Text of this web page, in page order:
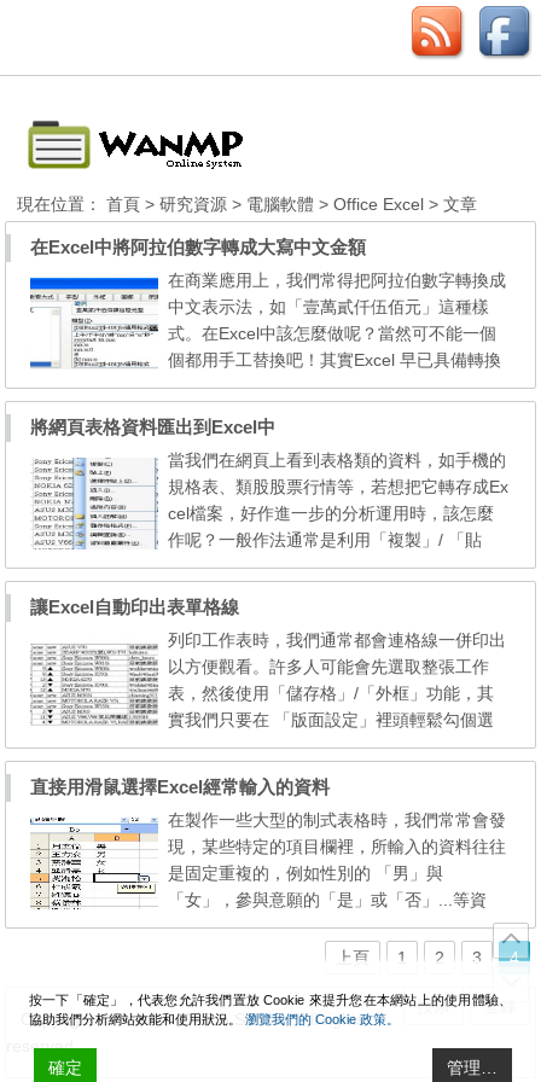
現在位置：首頁 >研究資源 > 電腦軟體 >Office Excel > 文章
在Excel中將阿拉伯數字轉成大寫中文金額
在商業應用上，我們常得把阿拉伯數字轉換成
中文表示法，如「壹萬貳仟伍佰元」這種樣
式。在Excel中該怎麼做呢？當然可不能一個
個都用手工替換吧！其實Excel 早已具備轉換
功能了，現在來看我們怎麼作。 STEP1：開
數，在另一個儲存格（這邊以Dl為例）輸入
「=A1」。 STEP2：點選D1儲存格，在儲存
格上按一下滑鼠右鍵，選取「儲存格格式」。
STEP3：在對話盒中切換到「數值...
將網頁表格資料匯出到Excel中
當我們在網頁上看到表格類的資料，如手機的
規格表、類股股票行情等，若想把它轉存成Ex
cel檔案，好作進一步的分析運用時，該怎麼
作呢？一般作法通常是利用「複製」/ 「貼
上」的方式來完成，但萬一該網頁內容比較複
等，事後的整理可是相當麻煩的！其實只要利
用「匯出至Excel」選項，就能將表格轉成
「純文字」形式，再調整一下欄位寬度就能立
即使用了。 STEP1：當你...
讓Excel自動印出表單格線
列印工作表時，我們通常都會連格線一併印出
以方便觀看。許多人可能會先選取整張工作
表，然後使用「儲存格」/「外框」功能，其
實我們只要在 「版面設定」裡頭輕鬆勾個選
項，Excel列印時就會自動為工作表加上格
1：開啟欲列印的工作表後，按一下「檔案」/
「版面設定」。 STEP2：出現「版面設定」
切換到「工作表」活頁標籤，在下面「列印」
找到並勾選「列印格線」，接著...
直接用滑鼠選擇Excel經常輸入的資料
在製作一些大型的制式表格時，我們常常會發
現，某些特定的項目欄裡，所輸入的資料往往
是固定重複的，例如性別的 「男」與
「女」，參與意願的「是」或「否」...等資
料，如果能將這些經常看到的資料，製作成隱
形的下拉選單，當我們要輸入該儲存格的資料
TEP1：首先選取特定的項目欄，然後依序選
取「資料」/「驗證」。出現「資料驗證」對
上頁 1 2 3 4
搜索 登錄
Copyright © WanMP Online System. All rights
reserved.
按一下「確定」，代表您允許我們置放 Cookie 來提升您在本網站上的使用體驗、
協助我們分析網站效能和使用狀況。 瀏覽我們的 Cookie 政策。
確定 管理…